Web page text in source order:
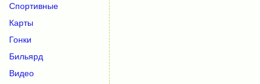
Спортивные
Карты
Гонки
Бильярд
Видео